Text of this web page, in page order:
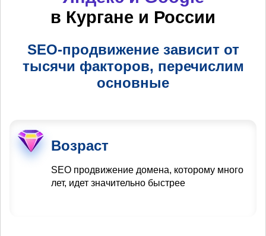
в Кургане и России
SEO-продвижение зависит от
тысячи факторов, перечислим
основные
Возраст
SEO продвижение домена, которому много
лет, идет значительно быстрее